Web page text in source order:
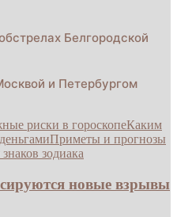
Белгородской
и Петербургом
риски в гороскопеКаким
Приметы и прогнозы
зодиака
новые взрывы